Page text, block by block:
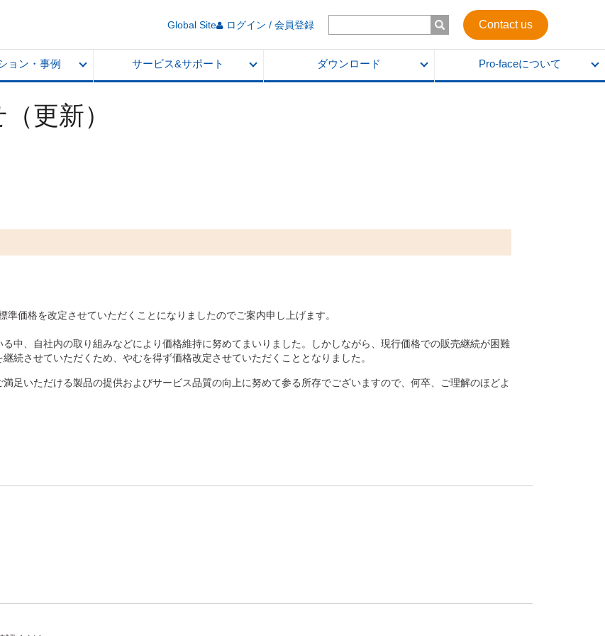
Global Site ログイン / 会員登録 Contact us
ョン・事例 サービス&サポート ダウンロード Pro-faceについて
更新）
価格を改定させていただくことになりましたのでご案内申し上げます。
中、自社内の取り組みなどにより価格維持に努めてまいりました。しかしながら、現行価格での販売継続が困難
続させていただくため、やむを得ず価格改定させていただくこととなりました。
足いただける製品の提供およびサービス品質の向上に努めて参る所存でございますので、何卒、ご理解のほどよ